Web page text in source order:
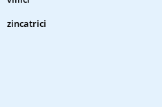
zincatrici